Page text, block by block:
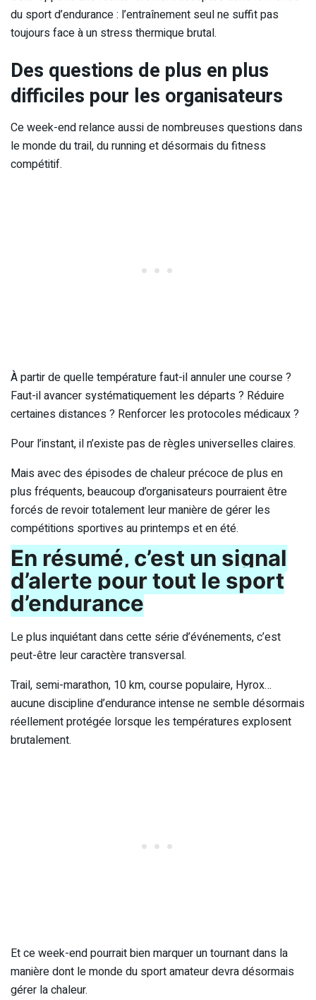
du sport d’endurance : l’entraînement seul ne suffit pas
toujours face à un stress thermique brutal.
Des questions de plus en plus
difficiles pour les organisateurs
Ce week-end relance aussi de nombreuses questions dans
le monde du trail, du running et désormais du fitness
compétitif.
À partir de quelle température faut-il annuler une course ?
Faut-il avancer systématiquement les départs ? Réduire
certaines distances ? Renforcer les protocoles médicaux ?
Pour l’instant, il n’existe pas de règles universelles claires.
Mais avec des épisodes de chaleur précoce de plus en
plus fréquents, beaucoup d’organisateurs pourraient être
forcés de revoir totalement leur manière de gérer les
compétitions sportives au printemps et en été.
En résumé, c’est un signal
d’alerte pour tout le sport
d’endurance
Le plus inquiétant dans cette série d’événements, c’est
peut-être leur caractère transversal.
Trail, semi-marathon, 10 km, course populaire, Hyrox…
aucune discipline d’endurance intense ne semble désormais
réellement protégée lorsque les températures explosent
brutalement.
Et ce week-end pourrait bien marquer un tournant dans la
manière dont le monde du sport amateur devra désormais
gérer la chaleur.